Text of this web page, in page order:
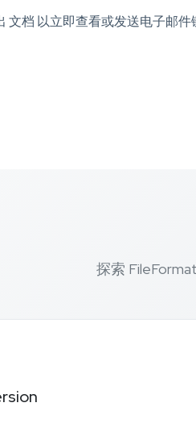
文档 以立即查看或发送电子邮件
探索